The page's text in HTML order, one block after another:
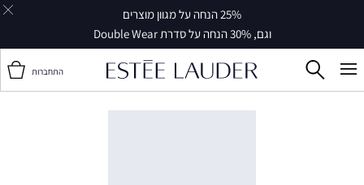
25% הנחה על מגוון מוצרים
וגם, 30% הנחה על סדרת Double Wear
התחברות